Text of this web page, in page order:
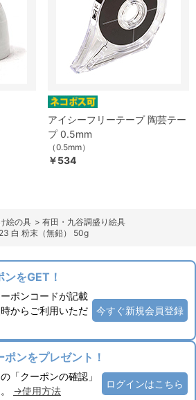
アイシーフリーテープ 陶芸テー
プ 0.5mm
（0.5mm）
￥534
絵の具 > 有田・九谷調盛り絵具
白 粉末（無鉛） 50g
をGET！
ポンコードが記載
からご利用いただ
今すぐ新規会員登録
ンをプレゼント！
「クーポンの確認」
→使用方法
ログインはこちら